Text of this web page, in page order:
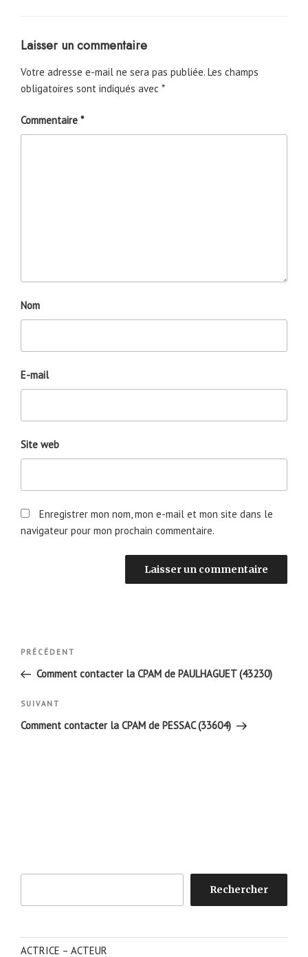
Laisser un commentaire
Votre adresse e-mail ne sera pas publiée. Les champs
obligatoires sont indiqués avec *
Commentaire *
Nom
E-mail
Site web
Enregistrer mon nom, mon e-mail et mon site dans le
navigateur pour mon prochain commentaire.
Navigation
l’article
Article
précédent
PRÉCÉDENT
Comment contacter la CPAM de PAULHAGUET (43230)
Article
suivant
SUIVANT
Comment contacter la CPAM de PESSAC (33604)
Rechercher
ACTRICE – ACTEUR